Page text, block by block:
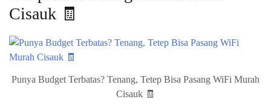
Cisauk 🧾
Punya Budget Terbatas? Tenang, Tetep Bisa Pasang WiFi Murah
Cisauk 🧾